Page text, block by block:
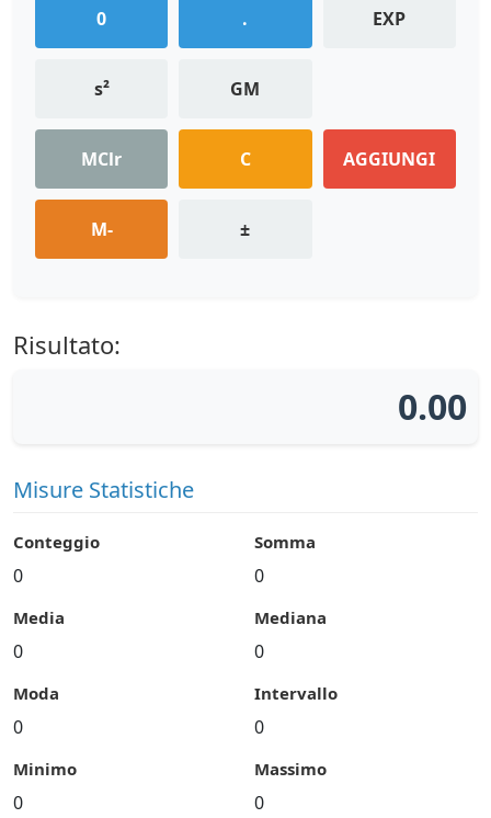
0 . EXP
s² GM
MClr C AGGIUNGI
M- ±
Risultato:
0.00
Misure Statistiche
Conteggio
0
Somma
0
Media
0
Mediana
0
Moda
0
Intervallo
0
Minimo
0
Massimo
0